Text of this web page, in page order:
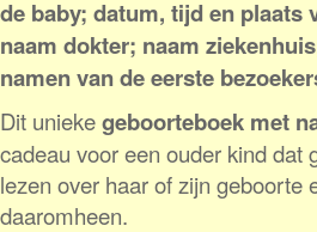
de baby; datum, tijd en plaats
naam dokter; naam
namen van de eerste
Dit uniekegeboorteboek met
cadeau voor een ouder kind dat
lezen over haar of zijn geboorte
daaromheen.